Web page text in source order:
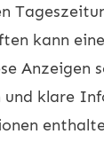
kann
Anzeigen
klare